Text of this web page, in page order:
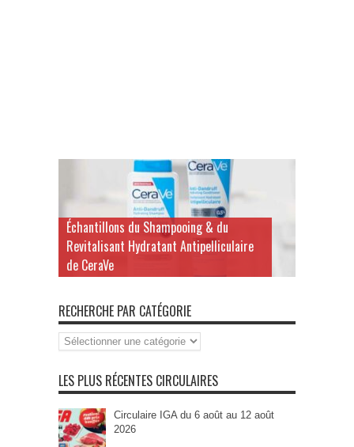
Échantillons du Shampooing & du
Revitalisant Hydratant Antipelliculaire
de CeraVe
RECHERCHE PAR CATÉGORIE
Recherche
par
LES PLUS RÉCENTES CIRCULAIRES
Circulaire IGA du 6 août au 12 août
2026